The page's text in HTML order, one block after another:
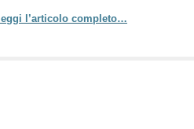
è
leggi l’articolo completo…